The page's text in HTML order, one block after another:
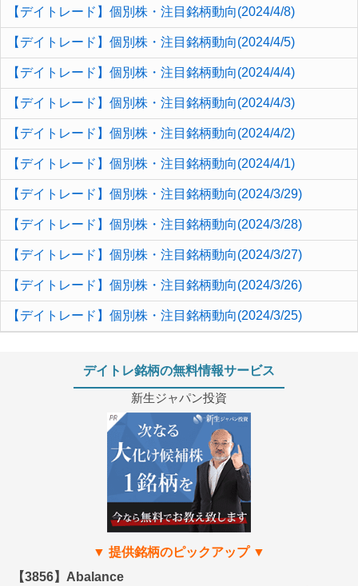
【デイトレード】個別株・注目銘柄動向(2024/4/8)
【デイトレード】個別株・注目銘柄動向(2024/4/5)
【デイトレード】個別株・注目銘柄動向(2024/4/4)
【デイトレード】個別株・注目銘柄動向(2024/4/3)
【デイトレード】個別株・注目銘柄動向(2024/4/2)
【デイトレード】個別株・注目銘柄動向(2024/4/1)
【デイトレード】個別株・注目銘柄動向(2024/3/29)
【デイトレード】個別株・注目銘柄動向(2024/3/28)
【デイトレード】個別株・注目銘柄動向(2024/3/27)
【デイトレード】個別株・注目銘柄動向(2024/3/26)
【デイトレード】個別株・注目銘柄動向(2024/3/25)
デイトレ銘柄の無料情報サービス
新生ジャパン投資
【3856】Abalance